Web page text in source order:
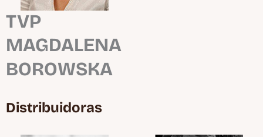
TVP
MAGDALENA
BOROWSKA
Distribuidoras